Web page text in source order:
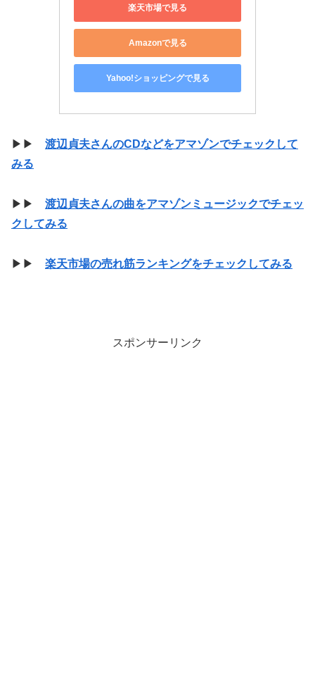
楽天市場で見る
Amazonで見る
Yahoo!ショッピングで見る
▶▶ 渡辺貞夫さんのCDなどをアマゾンでチェックして
みる
▶▶ 渡辺貞夫さんの曲をアマゾンミュージックでチェッ
クしてみる
▶▶ 楽天市場の売れ筋ランキングをチェックしてみる
スポンサーリンク